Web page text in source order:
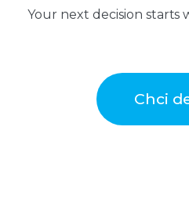
Your next decision starts
Chci